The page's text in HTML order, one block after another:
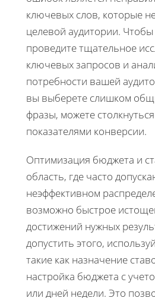
ключевых слов, которые
целевой аудитории. Чтобы
проведите тщательное
ключевых запросов и
потребности вашей
вы выберете слишком
фразы, можете
показателями конверсии.
Оптимизация бюджета и
область, где часто
неэффективном
возможно быстрое
достижений нужных
допустить этого,
такие как назначение
настройка бюджета с
или дней недели. Это